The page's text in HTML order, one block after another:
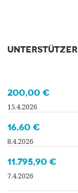
Unterstützer
200,00 €
15.4.2026
16,60 €
8.4.2026
11.795,90 €
7.4.2026